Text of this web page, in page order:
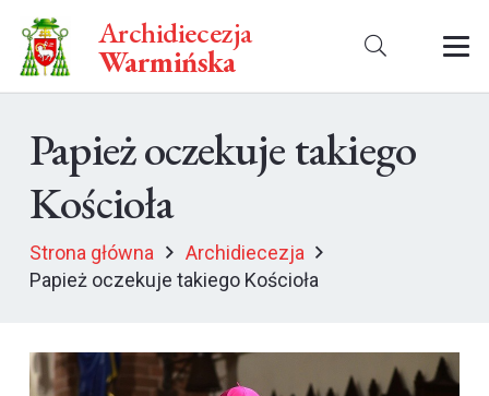
Archidiecezja
Warmińska
Papież oczekuje takiego
Kościoła
Strona główna
Archidiecezja
Papież oczekuje takiego Kościoła